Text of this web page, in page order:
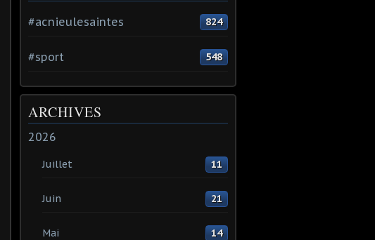
#acnieulesaintes 824
#sport 548
ARCHIVES
2026
Juillet 11
Juin 21
Mai 14